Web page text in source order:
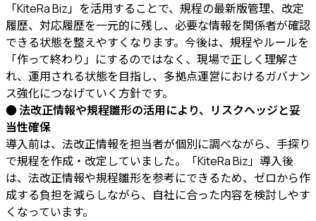
「KiteRa Biz」を活用することで、規程の最新版管理、改定
履歴、対応履歴を一元的に残し、必要な情報を関係者が確認
できる状態を整えやすくなります。今後は、規程やルールを
「作って終わり」にするのではなく、現場で正しく理解さ
れ、運用される状態を目指し、多拠点運営におけるガバナン
ス強化につなげていく方針です。
● 法改正情報や規程雛形の活用により、リスクヘッジと妥
当性確保
導入前は、法改正情報を担当者が個別に調べながら、手探り
で規程を作成・改定していました。「KiteRa Biz」導入後
は、法改正情報や規程雛形を参考にできるため、ゼロから作
成する負担を減らしながら、自社に合った内容を検討しやす
くなっています。